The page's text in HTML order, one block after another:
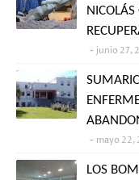
junio 27,
mayo 22,
LOS